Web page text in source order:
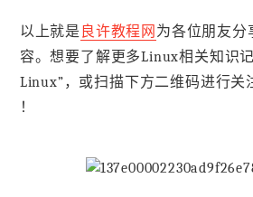
以上就是 良许教程网 为各位朋友分
容。想要了解更多Linux相关知识
Linux”，或扫描下方二维码进行关
！